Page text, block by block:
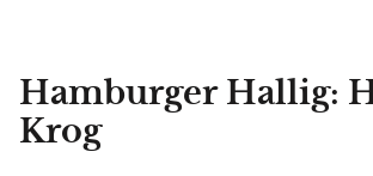
Hamburger Hallig:
Krog